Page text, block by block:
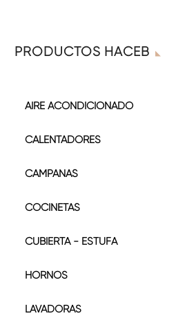
PRODUCTOS HACEB
AIRE ACONDICIONADO
CALENTADORES
CAMPANAS
COCINETAS
CUBIERTA - ESTUFA
HORNOS
LAVADORAS